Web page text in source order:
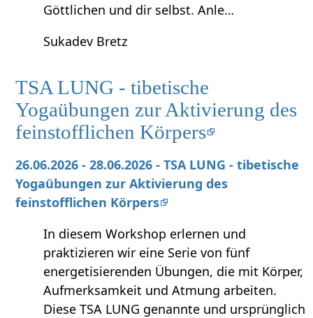
Göttlichen und dir selbst. Anle…
Sukadev Bretz
TSA LUNG - tibetische
Yogaübungen zur Aktivierung des
feinstofflichen Körpers
26.06.2026 - 28.06.2026 - TSA LUNG - tibetische
Yogaübungen zur Aktivierung des
feinstofflichen Körpers
In diesem Workshop erlernen und
praktizieren wir eine Serie von fünf
energetisierenden Übungen, die mit Körper,
Aufmerksamkeit und Atmung arbeiten.
Diese TSA LUNG genannte und ursprünglich